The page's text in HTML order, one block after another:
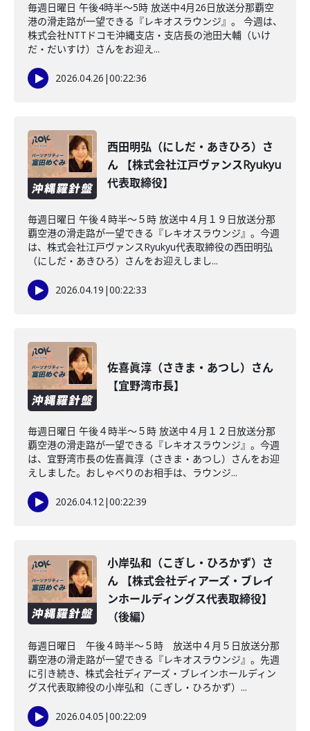
毎週日曜日 午後4時半～5時 放送中4月26日放送分那覇空
港の滑走路が一望できる『レキオスラウンジ』。 今週は、
株式会社NTTドコモ沖縄支店・支店長の池田大輔（いけ
だ・だいすけ）さんをお迎え...
2026.04.26 |00:22:36
西田明弘（にしだ・あきひろ）さ
ん 【株式会社江戸ヴァンスRyukyu
代表取締役】
毎週日曜日 午後４時半～５時 放送中４月１９日放送分那
覇空港の滑走路が一望できる『レキオスラウンジ』。今週
は、株式会社江戸ヴァンスRyukyu代表取締役の西田明弘
（にしだ・あきひろ）さんをお迎えしまし...
2026.04.19 |00:22:33
佐喜眞淳（さきま・あつし）さん
【宜野湾市長】
毎週日曜日 午後４時半～５時 放送中４月１２日放送分那
覇空港の滑走路が一望できる『レキオスラウンジ』。今週
は、宜野湾市長の佐喜眞淳（さきま・あつし）さんをお迎
えしました。おしゃべりのお相手は、ラウンジ...
2026.04.12|00:22:39
小岸弘和（こぎし・ひろかず）さ
ん 【株式会社ディアーズ・ブレイ
ンホールディングス代表取締役】
（後編）
毎週日曜日 午後４時半～５時 放送中４月５日放送分那
覇空港の滑走路が一望できる『レキオスラウンジ』。先週
に引き続き、株式会社ディアーズ・ブレインホールディン
グス代表取締役の小岸弘和（こぎし・ひろかず）...
2026.04.05 |00:22:09